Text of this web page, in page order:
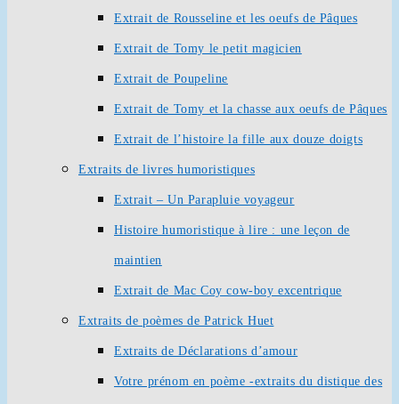
Extrait de Rousseline et les oeufs de Pâques
Extrait de Tomy le petit magicien
Extrait de Poupeline
Extrait de Tomy et la chasse aux oeufs de Pâques
Extrait de l’histoire la fille aux douze doigts
Extraits de livres humoristiques
Extrait – Un Parapluie voyageur
Histoire humoristique à lire : une leçon de
maintien
Extrait de Mac Coy cow-boy excentrique
Extraits de poèmes de Patrick Huet
Extraits de Déclarations d’amour
Votre prénom en poème -extraits du distique des